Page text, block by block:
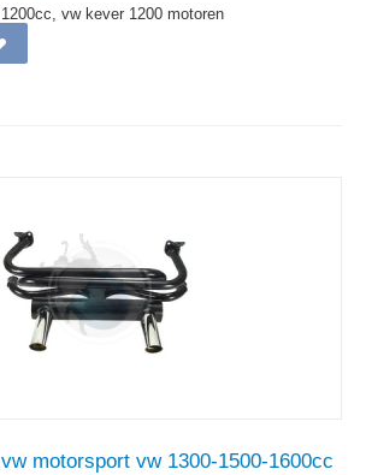
vw kever 1200 motoren
motorsport vw 1300-1500-1600cc